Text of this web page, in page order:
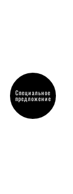
Специальное
предложение